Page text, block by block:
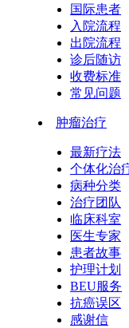
国际患者
入院流程
出院流程
诊后随访
收费标准
常见问题
肿瘤治疗
最新疗法
个体化治
病种分类
治疗团队
临床科室
医生专家
患者故事
护理计划
BEU服务
抗癌误区
感谢信